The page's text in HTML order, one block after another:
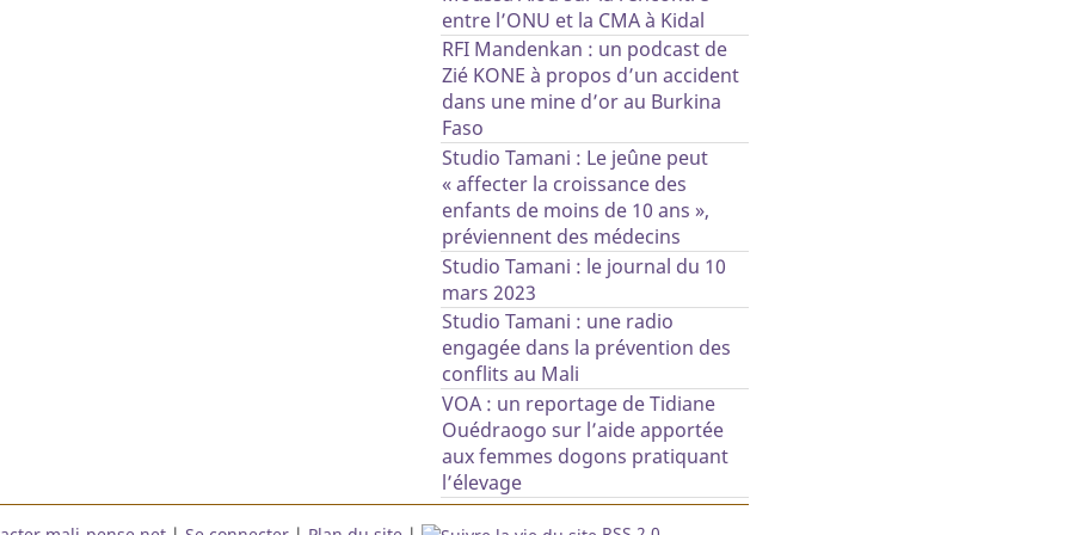
entre l’ONU et la CMA à Kidal
RFI Mandenkan : un podcast de
Zié KONE à propos d’un accident
dans une mine d’or au Burkina
Faso
Studio Tamani : Le jeûne peut
« affecter la croissance des
enfants de moins de 10 ans »,
préviennent des médecins
Studio Tamani : le journal du 10
mars 2023
Studio Tamani : une radio
engagée dans la prévention des
conflits au Mali
VOA : un reportage de Tidiane
Ouédraogo sur l’aide apportée
aux femmes dogons pratiquant
l’élevage